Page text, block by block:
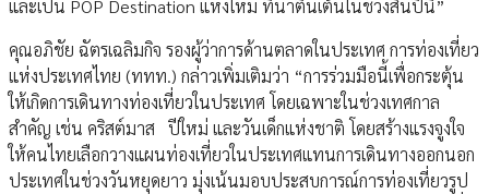
และเป็น POP Destination แห่งใหม่ ที่น่าตื่นเต้นในช่วงสิ้นปีนี้”
คุณอภิชัย ฉัตรเฉลิมกิจ รองผู้ว่าการด้านตลาดในประเทศ การท่องเที่ยว
แห่งประเทศไทย (ททท.) กล่าวเพิ่มเติมว่า “การร่วมมือนี้เพื่อกระตุ้น
ให้เกิดการเดินทางท่องเที่ยวในประเทศ โดยเฉพาะในช่วงเทศกาล
สำคัญ เช่น คริสต์มาส ปีใหม่ และวันเด็กแห่งชาติ โดยสร้างแรงจูงใจ
ให้คนไทยเลือกวางแผนท่องเที่ยวในประเทศแทนการเดินทางออกนอก
ประเทศในช่วงวันหยุดยาว มุ่งเน้นมอบประสบการณ์การท่องเที่ยวรูป